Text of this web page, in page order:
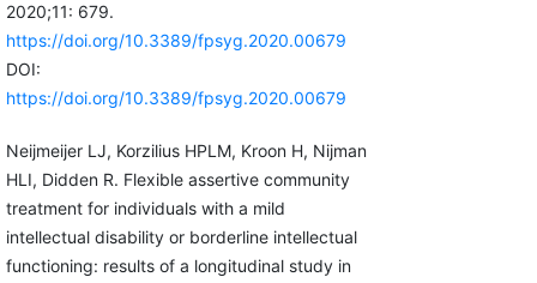
2020;11: 679.
https://doi.org/10.3389/fpsyg.2020.00679
DOI:
https://doi.org/10.3389/fpsyg.2020.00679
Neijmeijer LJ, Korzilius HPLM, Kroon H, Nijman
HLI, Didden R. Flexible assertive community
treatment for individuals with a mild
intellectual disability or borderline intellectual
functioning: results of a longitudinal study in